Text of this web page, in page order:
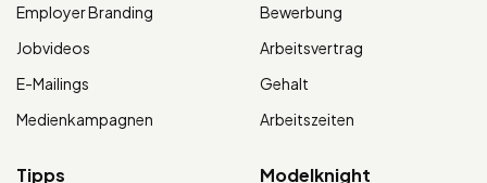
Employer Branding
Jobvideos
E-Mailings
Medienkampagnen
Bewerbung
Arbeitsvertrag
Gehalt
Arbeitszeiten
Tipps Modelknight